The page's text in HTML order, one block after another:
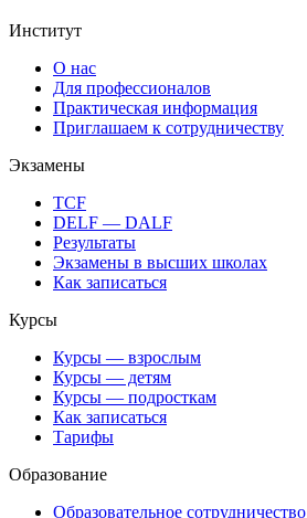
Институт
О нас
Для профессионалов
Практическая информация
Приглашаем к сотрудничеству
Экзамены
TCF
DELF — DALF
Результаты
Экзамены в высших школах
Как записаться
Курсы
Курсы — взрослым
Курсы — детям
Курсы — подросткам
Как записаться
Тарифы
Образование
Образовательное сотрудничество